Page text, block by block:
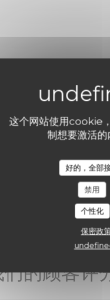
这个网站使用cookie
制想要激活的
好的，全部
禁用
个性化
保密政
的顾客评